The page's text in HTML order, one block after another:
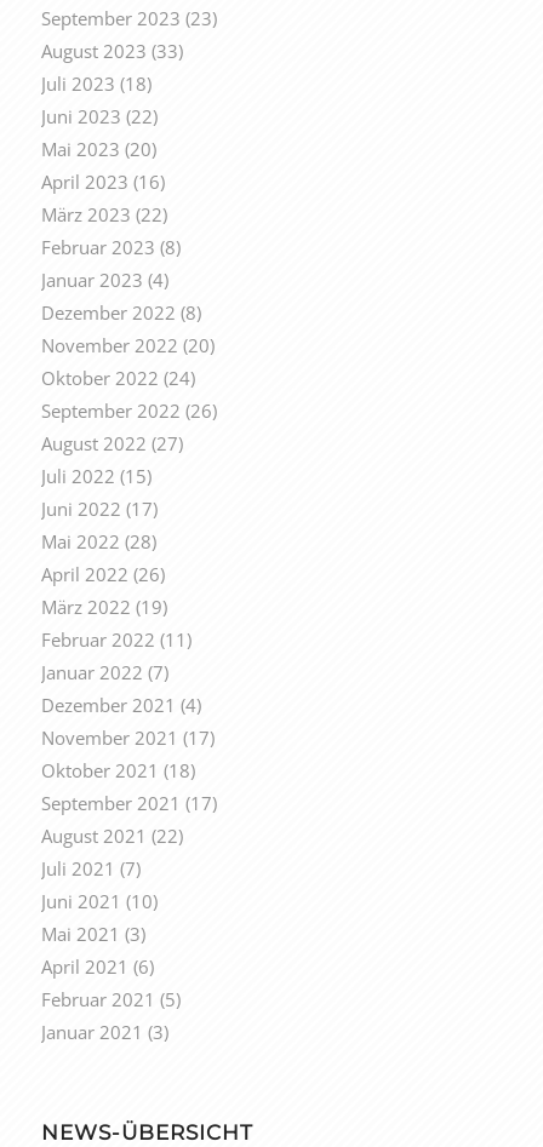
September 2023 (23)
August 2023 (33)
Juli 2023 (18)
Juni 2023 (22)
Mai 2023 (20)
April 2023 (16)
März 2023 (22)
Februar 2023 (8)
Januar 2023 (4)
Dezember 2022 (8)
November 2022 (20)
Oktober 2022 (24)
September 2022 (26)
August 2022 (27)
Juli 2022 (15)
Juni 2022 (17)
Mai 2022 (28)
April 2022 (26)
März 2022 (19)
Februar 2022 (11)
Januar 2022 (7)
Dezember 2021 (4)
November 2021 (17)
Oktober 2021 (18)
September 2021 (17)
August 2021 (22)
Juli 2021 (7)
Juni 2021 (10)
Mai 2021 (3)
April 2021 (6)
Februar 2021 (5)
Januar 2021 (3)
NEWS-ÜBERSICHT